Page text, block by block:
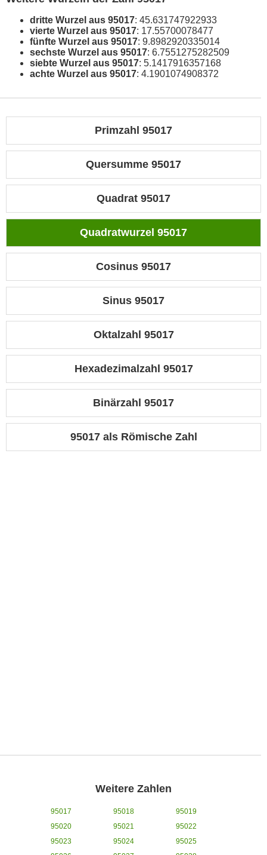
dritte Wurzel aus 95017: 45.631747922933
vierte Wurzel aus 95017: 17.55700078477
fünfte Wurzel aus 95017: 9.8982920335014
sechste Wurzel aus 95017: 6.7551275282509
siebte Wurzel aus 95017: 5.1417916357168
achte Wurzel aus 95017: 4.1901074908372
Primzahl 95017
Quersumme 95017
Quadrat 95017
Quadratwurzel 95017
Cosinus 95017
Sinus 95017
Oktalzahl 95017
Hexadezimalzahl 95017
Binärzahl 95017
95017 als Römische Zahl
Weitere Zahlen
95017 95018
95019
95020
95021
95022
95023
95024
95025